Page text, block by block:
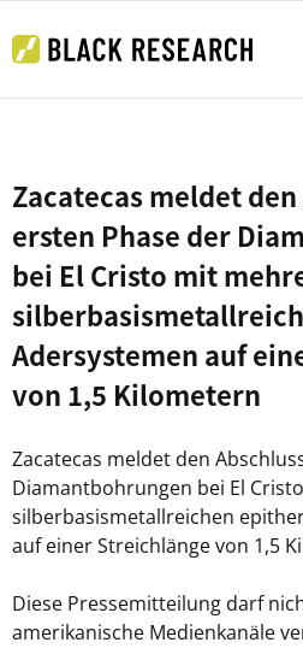
Zacatecas meldet
ersten Phase der
bei El Cristo mit
Adersystemen auf
von 1,5 Kilometern
Zacatecas meldet den
Diamantbohrungen bei El
silberbasismetallreichen
auf einer Streichlänge von 1,5
Diese Pressemitteilung darf
amerikanische Medienkanäle